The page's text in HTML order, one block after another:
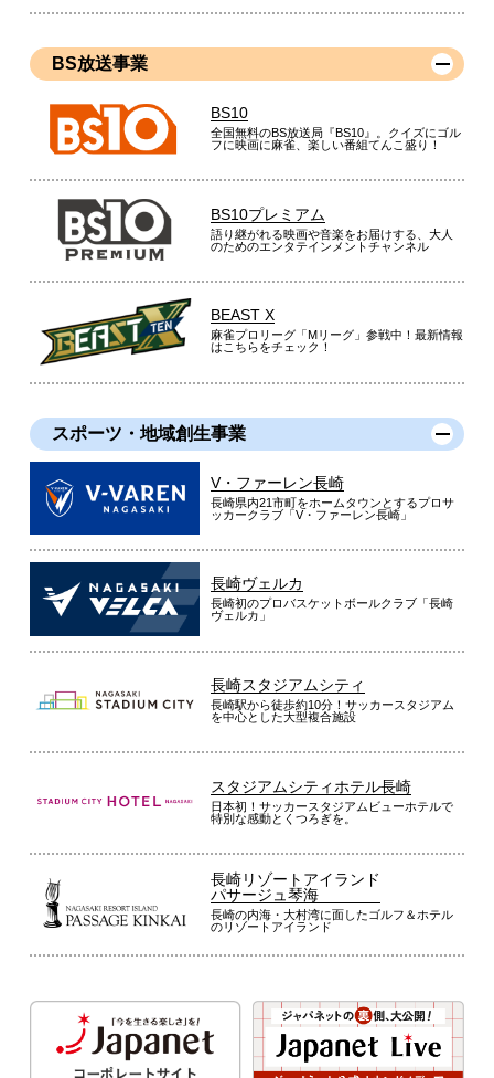
BS放送事業
BS10
全国無料のBS放送局『BS10』。クイズにゴル
フに映画に麻雀、楽しい番組てんこ盛り！
BS10プレミアム
語り継がれる映画や音楽をお届けする、大人
のためのエンタテインメントチャンネル
BEAST X
麻雀プロリーグ「Mリーグ」参戦中！最新情報
はこちらをチェック！
スポーツ・地域創生事業
V・ファーレン長崎
長崎県内21市町をホームタウンとするプロサ
ッカークラブ「V・ファーレン長崎」
長崎ヴェルカ
長崎初のプロバスケットボールクラブ「長崎
ヴェルカ」
長崎スタジアムシティ
長崎駅から徒歩約10分！サッカースタジアム
を中心とした大型複合施設
スタジアムシティホテル長崎
日本初！サッカースタジアムビューホテルで
特別な感動とくつろぎを。
長崎リゾートアイランド
パサージュ琴海
長崎の内海・大村湾に面したゴルフ＆ホテル
のリゾートアイランド